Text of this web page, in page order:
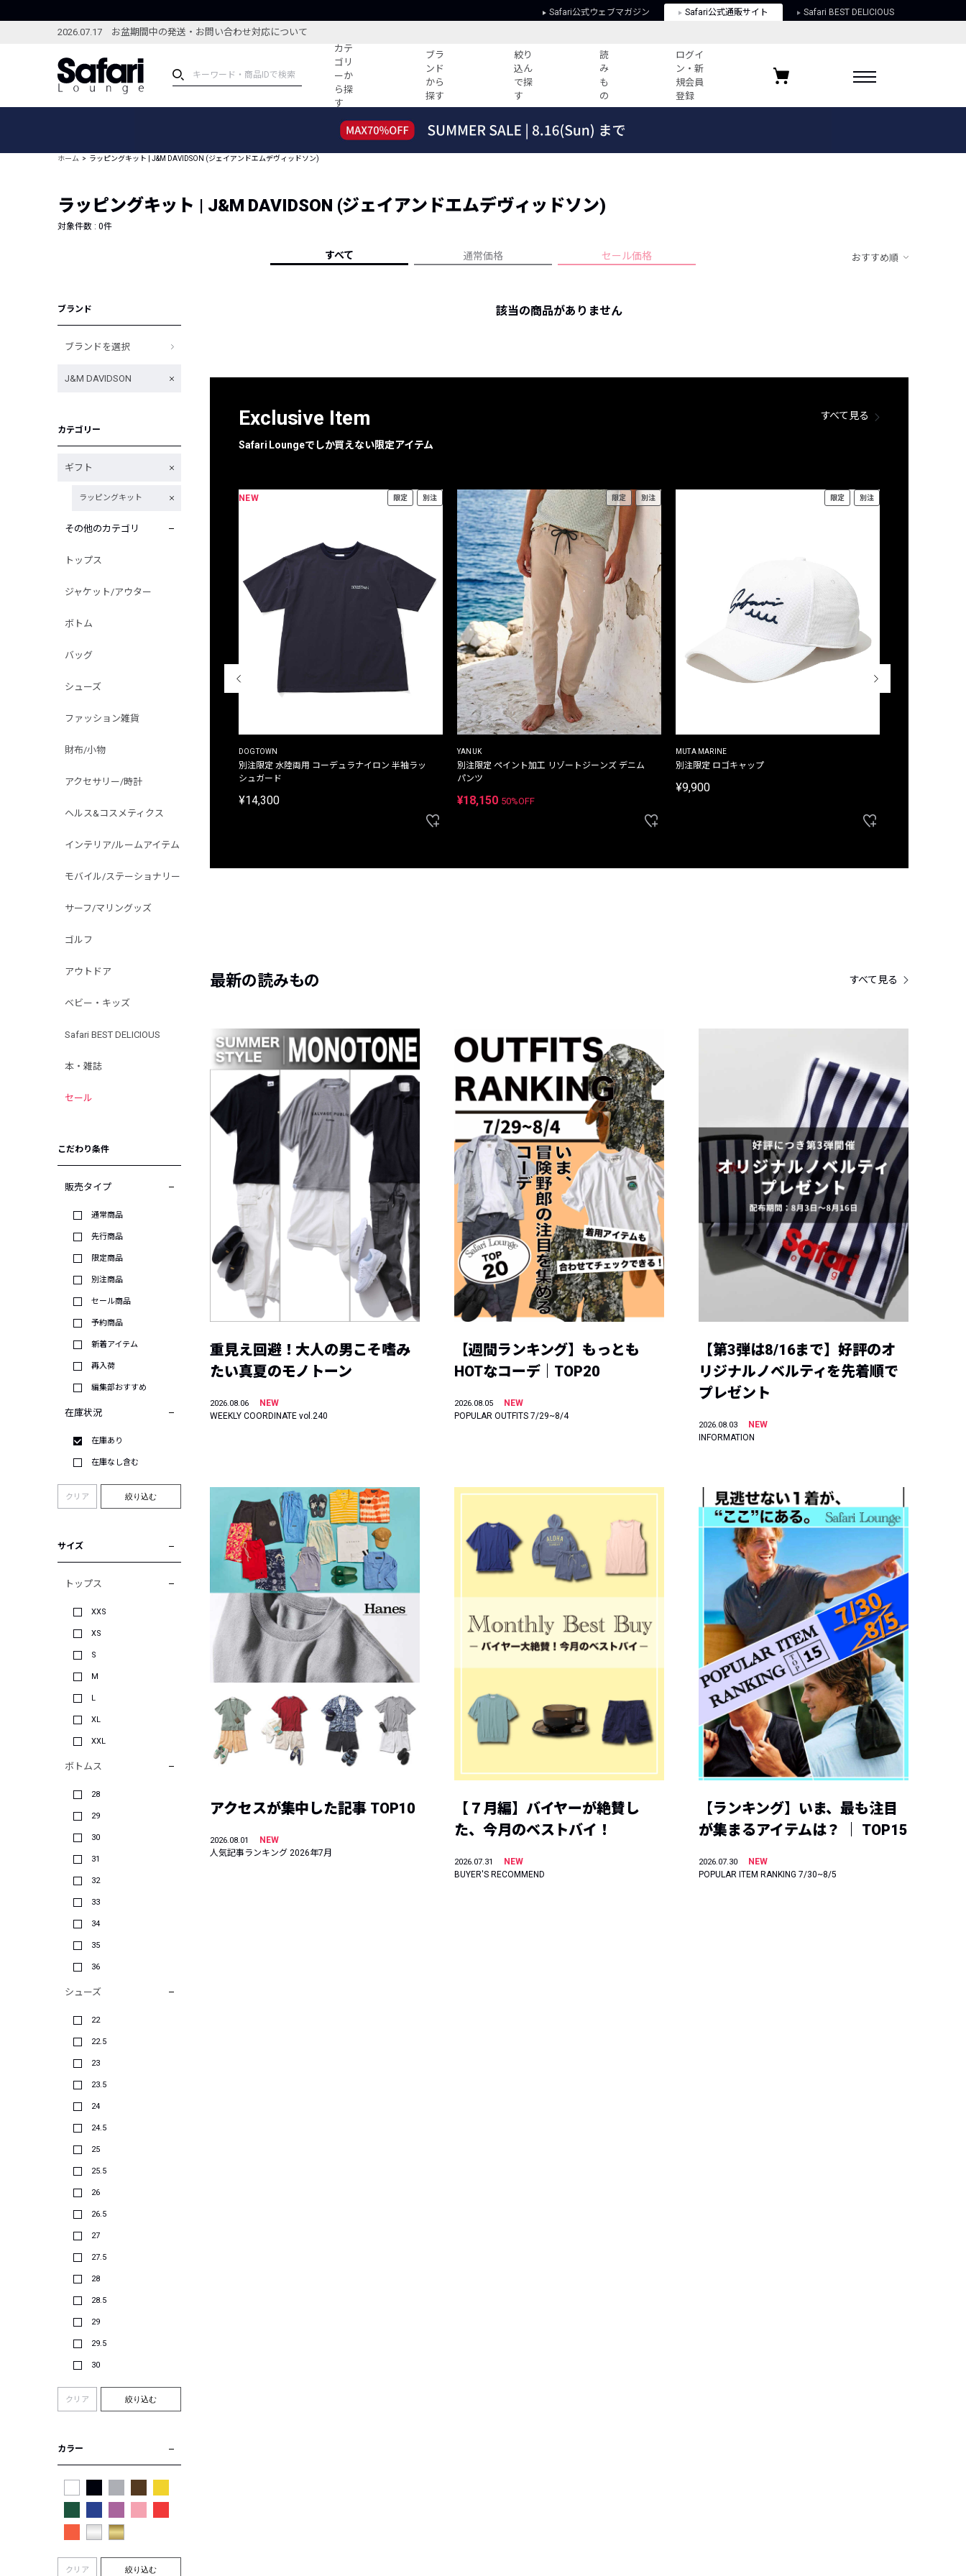
Safari公式ウェブマガジン Safari公式通販サイト Safari BEST DELICIOUS
2026.07.17 お盆期間中の発送・お問い合わせ対応について
カテ
ゴリ
ーか
ら探
す
ブラ
ンド
から
探す
絞り
込ん
で探
す
読
み
も
の
ログイ
ン・新
規会員
登録
ブランドから探す
新着アイテム
編集部のおすすめアイテム
特集記事
コーディネート
すべての記事
ーデ紹介
HOTなコーデ TOP20
人気記事ランキング
フォーカスブランド
よくある質問
プライバシーポリシー
お気に入りブランド
ホーム ラッピングキット | J&M DAVIDSON (ジェイアンドエムデヴィッドソン)
ラッピングキット | J&M DAVIDSON (ジェイアンドエムデヴィッドソン)
対象件数 : 0件
すべて 通常価格 セール価格 おすすめ順
ブランド
ブランドを選択
J&M DAVIDSON
カテゴリー
ギフト
ラッピングキット
その他のカテゴリ
トップス
ジャケット/アウター
ボトム
バッグ
シューズ
ファッション雑貨
財布/小物
アクセサリー/時計
ヘルス&コスメティクス
インテリア/ルームアイテム
モバイル/ステーショナリー
サーフ/マリングッズ
ゴルフ
アウトドア
ベビー・キッズ
Safari BEST DELICIOUS
本・雑誌
セール
こだわり条件
販売タイプ
通常商品
先行商品
限定商品
別注商品
セール商品
予約商品
新着アイテム
再入荷
編集部おすすめ
在庫状況
在庫あり
在庫なし含む
クリア 絞り込む
サイズ
トップス
XXS
XS
S
M
L
XL
XXL
ボトムス
28
29
30
31
32
33
34
35
36
シューズ
22
22.5
23
23.5
24
24.5
25
25.5
26
26.5
27
27.5
28
28.5
29
29.5
30
クリア 絞り込む
カラー
クリア 絞り込む
該当の商品がありません
Exclusive Item
Safari Loungeでしか買えない限定アイテム
すべて見る
THE DUFFER OF ST.GEORGE
プリントTシャツ
NEW 限定 別注
DOGTOWN
別注限定 水陸両用 コーデュラナイロン 半袖ラッ
シュガード
¥14,300
限定 別注
YANUK
別注限定 ペイント加工 リゾートジーンズ デニム
パンツ
¥18,150 50%OFF
限定 別注
MUTA MARINE
別注限定 ロゴキャップ
¥9,900
最新の読みもの すべて見る
重見え回避！大人の男こそ嗜み
たい真夏のモノトーン
2026.08.06
NEW
WEEKLY COORDINATE vol.240
【週間ランキング】もっとも
HOTなコーデ｜TOP20
2026.08.05
NEW
POPULAR OUTFITS 7/29~8/4
【第3弾は8/16まで】好評のオ
リジナルノベルティを先着順で
プレゼント
2026.08.03
NEW
INFORMATION
アクセスが集中した記事 TOP10
2026.08.01
NEW
人気記事ランキング 2026年7月
【７月編】バイヤーが絶賛し
た、今月のベストバイ！
2026.07.31
NEW
BUYER'S RECOMMEND
【ランキング】いま、最も注目
が集まるアイテムは？ ｜ TOP15
2026.07.30
NEW
POPULAR ITEM RANKING 7/30~8/5